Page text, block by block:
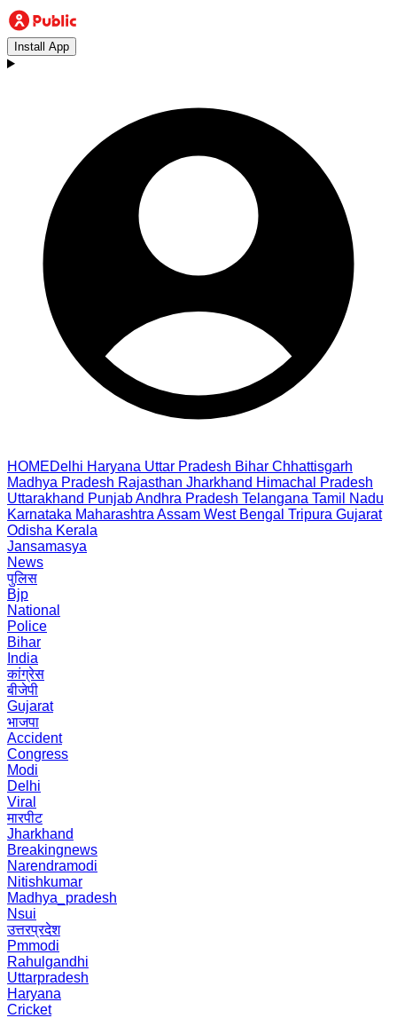
Install App
HOMEDelhi Haryana Uttar Pradesh Bihar Chhattisgarh
Madhya Pradesh Rajasthan Jharkhand Himachal Pradesh
Uttarakhand PunjabAndhra Pradesh Telangana Tamil Nadu
Karnataka Maharashtra Assam West Bengal Tripura Gujarat
Odisha Kerala
Jansamasya
News
पुलिस
Bjp
National
Police
Bihar
India
कांग्रेस
बीजेपी
Gujarat
भाजपा
Accident
Congress
Modi
Delhi
Viral
मारपीट
Jharkhand
Breakingnews
Narendramodi
Nitishkumar
Madhya_pradesh
Nsui
उत्तरप्रदेश
Pmmodi
Rahulgandhi
Uttarpradesh
Haryana
Cricket